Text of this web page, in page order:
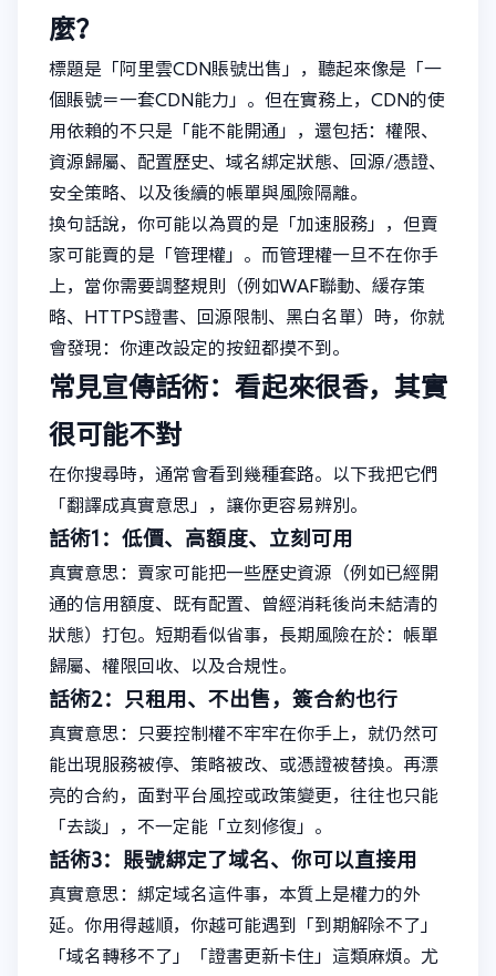
麼？
標題是「阿里雲CDN賬號出售」，聽起來像是「一
個賬號＝一套CDN能力」。但在實務上，CDN的使
用依賴的不只是「能不能開通」，還包括：權限、
資源歸屬、配置歷史、域名綁定狀態、回源/憑證、
安全策略、以及後續的帳單與風險隔離。
換句話說，你可能以為買的是「加速服務」，但賣
家可能賣的是「管理權」。而管理權一旦不在你手
上，當你需要調整規則（例如WAF聯動、緩存策
略、HTTPS證書、回源限制、黑白名單）時，你就
會發現：你連改設定的按鈕都摸不到。
常見宣傳話術：看起來很香，其實
很可能不對
在你搜尋時，通常會看到幾種套路。以下我把它們
「翻譯成真實意思」，讓你更容易辨別。
話術1：低價、高額度、立刻可用
真實意思：賣家可能把一些歷史資源（例如已經開
通的信用額度、既有配置、曾經消耗後尚未結清的
狀態）打包。短期看似省事，長期風險在於：帳單
歸屬、權限回收、以及合規性。
話術2：只租用、不出售，簽合約也行
真實意思：只要控制權不牢牢在你手上，就仍然可
能出現服務被停、策略被改、或憑證被替換。再漂
亮的合約，面對平台風控或政策變更，往往也只能
「去談」，不一定能「立刻修復」。
話術3：賬號綁定了域名、你可以直接用
真實意思：綁定域名這件事，本質上是權力的外
延。你用得越順，你越可能遇到「到期解除不了」
「域名轉移不了」「證書更新卡住」這類麻煩。尤